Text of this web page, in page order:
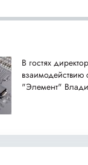
В гостях
взаимодействию
"Элемент"